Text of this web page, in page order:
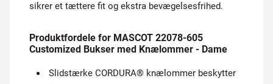
sikrer et tættere fit og ekstra bevægelsesfrihed.
Produktfordele for MASCOT 22078-605
Customized Bukser med Knælommer - Dame
Slidstærke CORDURA® knælommer beskytter